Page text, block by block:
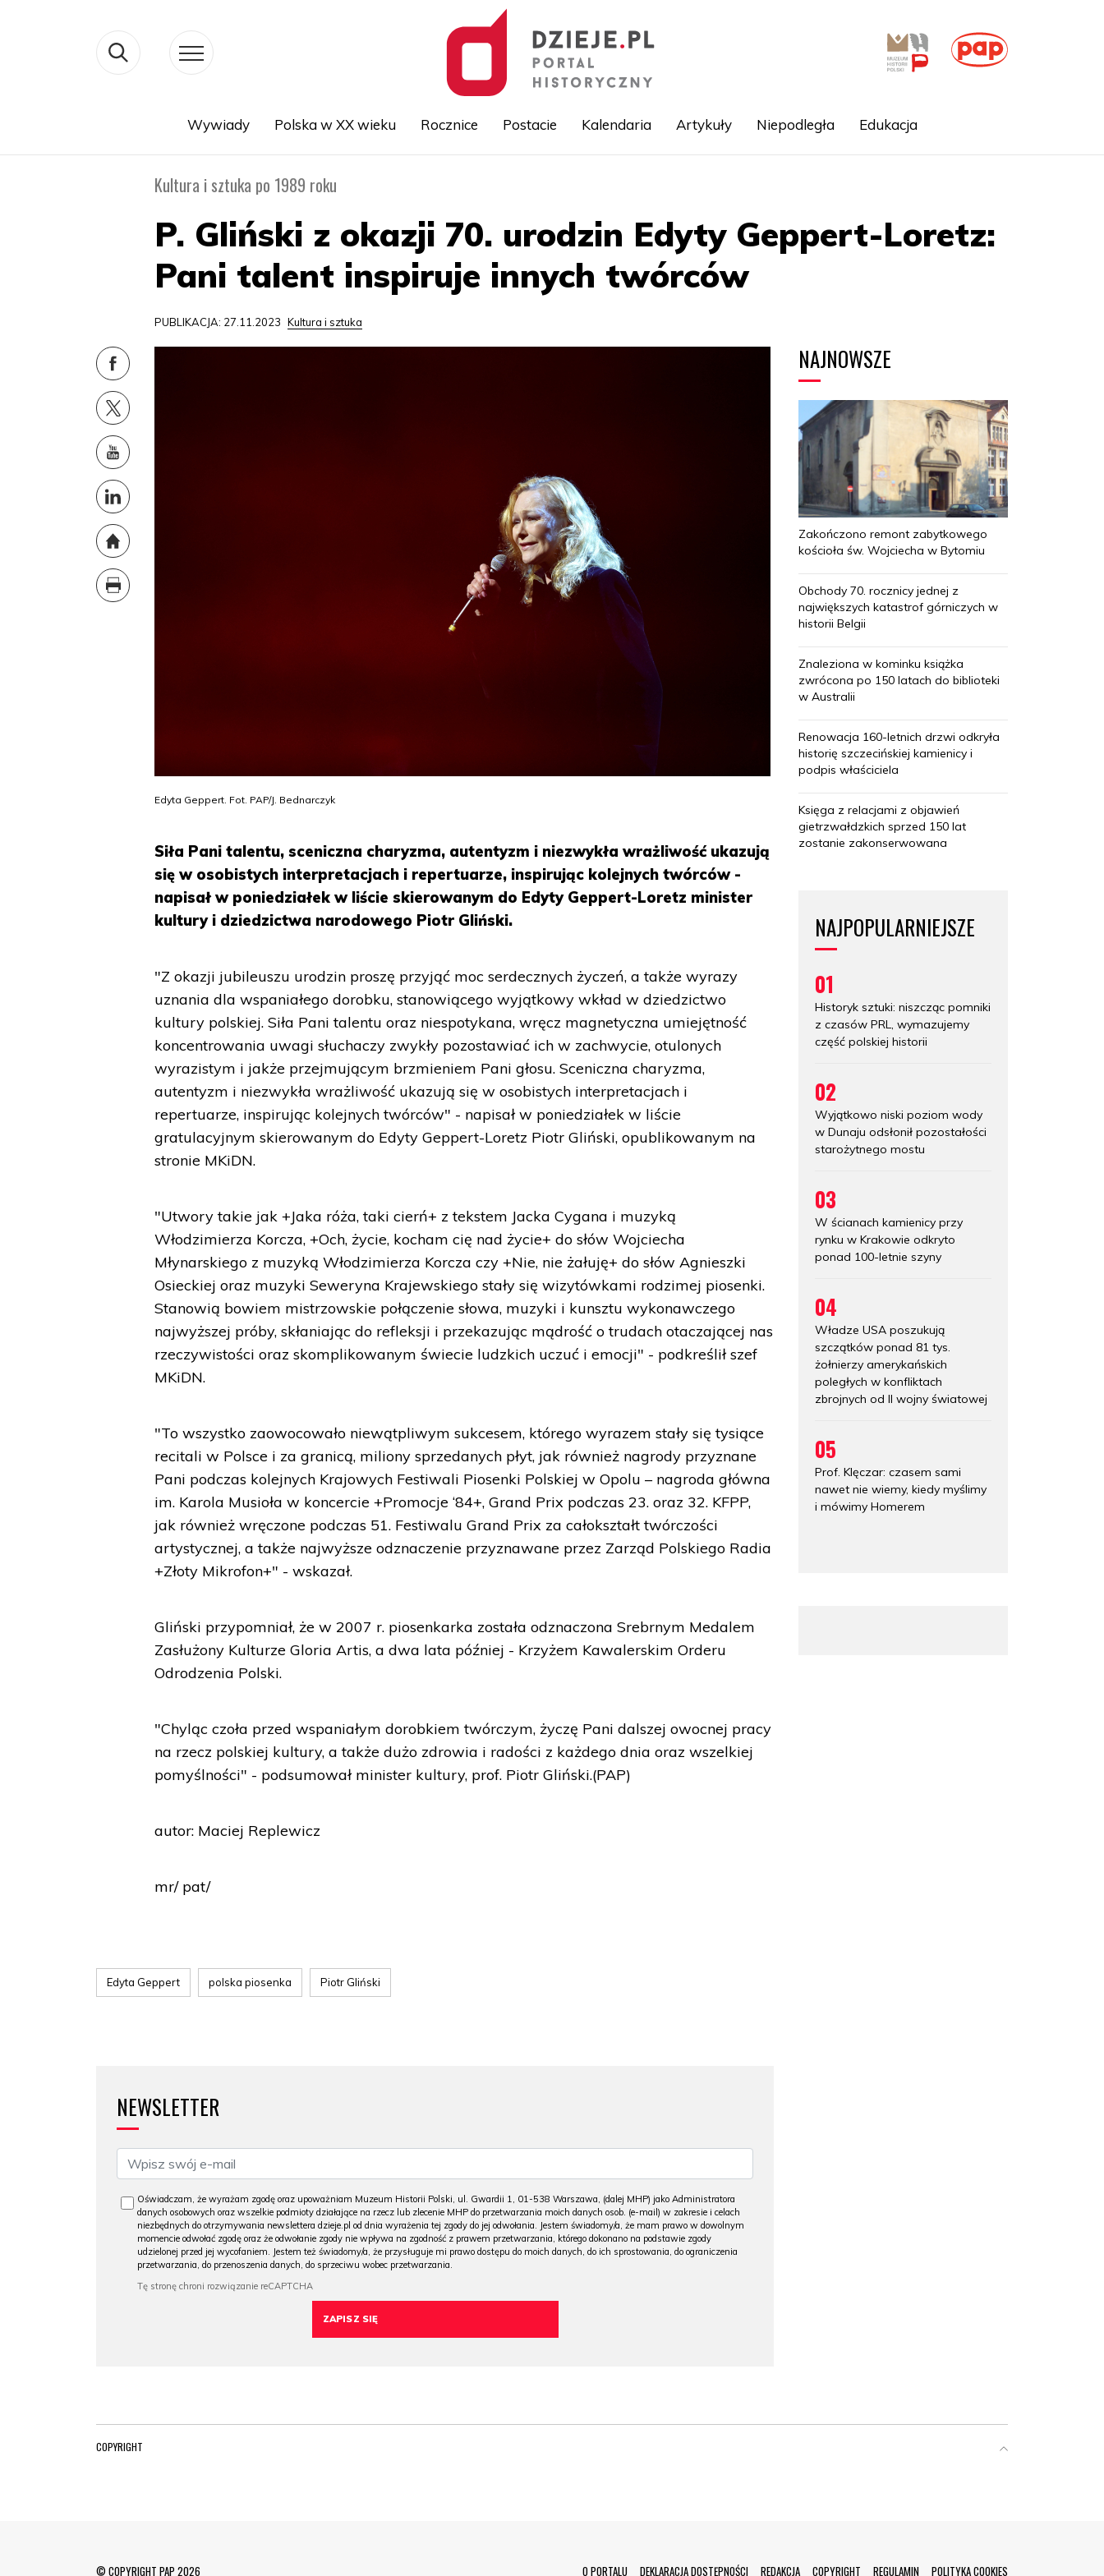
Wywiady Polska w XX wieku Rocznice Postacie Kalendaria Artykuły Niepodległa Edukacja
Kultura i sztuka po 1989 roku
P. Gliński z okazji 70. urodzin Edyty Geppert-Loretz:
Pani talent inspiruje innych twórców
PUBLIKACJA: 27.11.2023 Kultura i sztuka
Edyta Geppert. Fot. PAP/J. Bednarczyk
Siła Pani talentu, sceniczna charyzma, autentyzm i niezwykła wrażliwość ukazują
się w osobistych interpretacjach i repertuarze, inspirując kolejnych twórców -
napisał w poniedziałek w liście skierowanym do Edyty Geppert-Loretz minister
kultury i dziedzictwa narodowego Piotr Gliński.
"Z okazji jubileuszu urodzin proszę przyjąć moc serdecznych życzeń, a także wyrazy
uznania dla wspaniałego dorobku, stanowiącego wyjątkowy wkład w dziedzictwo
kultury polskiej. Siła Pani talentu oraz niespotykana, wręcz magnetyczna umiejętność
koncentrowania uwagi słuchaczy zwykły pozostawiać ich w zachwycie, otulonych
wyrazistym i jakże przejmującym brzmieniem Pani głosu. Sceniczna charyzma,
autentyzm i niezwykła wrażliwość ukazują się w osobistych interpretacjach i
repertuarze, inspirując kolejnych twórców" - napisał w poniedziałek w liście
gratulacyjnym skierowanym do Edyty Geppert-Loretz Piotr Gliński, opublikowanym na
stronie MKiDN.
"Utwory takie jak +Jaka róża, taki cierń+ z tekstem Jacka Cygana i muzyką
Włodzimierza Korcza, +Och, życie, kocham cię nad życie+ do słów Wojciecha
Młynarskiego z muzyką Włodzimierza Korcza czy +Nie, nie żałuję+ do słów Agnieszki
Osieckiej oraz muzyki Seweryna Krajewskiego stały się wizytówkami rodzimej piosenki.
Stanowią bowiem mistrzowskie połączenie słowa, muzyki i kunsztu wykonawczego
najwyższej próby, skłaniając do refleksji i przekazując mądrość o trudach otaczającej nas
rzeczywistości oraz skomplikowanym świecie ludzkich uczuć i emocji" - podkreślił szef
MKiDN.
"To wszystko zaowocowało niewątpliwym sukcesem, którego wyrazem stały się tysiące
recitali w Polsce i za granicą, miliony sprzedanych płyt, jak również nagrody przyznane
Pani podczas kolejnych Krajowych Festiwali Piosenki Polskiej w Opolu – nagroda główna
im. Karola Musioła w koncercie +Promocje ‘84+, Grand Prix podczas 23. oraz 32. KFPP,
jak również wręczone podczas 51. Festiwalu Grand Prix za całokształt twórczości
artystycznej, a także najwyższe odznaczenie przyznawane przez Zarząd Polskiego Radia
+Złoty Mikrofon+" - wskazał.
Gliński przypomniał, że w 2007 r. piosenkarka została odznaczona Srebrnym Medalem
Zasłużony Kulturze Gloria Artis, a dwa lata później - Krzyżem Kawalerskim Orderu
Odrodzenia Polski.
"Chyląc czoła przed wspaniałym dorobkiem twórczym, życzę Pani dalszej owocnej pracy
na rzecz polskiej kultury, a także dużo zdrowia i radości z każdego dnia oraz wszelkiej
pomyślności" - podsumował minister kultury, prof. Piotr Gliński.(PAP)
autor: Maciej Replewicz
mr/ pat/
Edyta Geppert polska piosenka Piotr Gliński
NEWSLETTER
Oświadczam, że wyrażam zgodę oraz upoważniam Muzeum Historii Polski, ul. Gwardii 1, 01-538 Warszawa, (dalej MHP) jako Administratora
danych osobowych oraz wszelkie podmioty działające na rzecz lub zlecenie MHP do przetwarzania moich danych osob. (e-mail) w zakresie i celach
niezbędnych do otrzymywania newslettera dzieje.pl od dnia wyrażenia tej zgody do jej odwołania. Jestem świadomy/a, że mam prawo w dowolnym
momencie odwołać zgodę oraz że odwołanie zgody nie wpływa na zgodność z prawem przetwarzania, którego dokonano na podstawie zgody
udzielonej przed jej wycofaniem. Jestem też świadomy/a, że przysługuje mi prawo dostępu do moich danych, do ich sprostowania, do ograniczenia
przetwarzania, do przenoszenia danych, do sprzeciwu wobec przetwarzania.
NAJNOWSZE
Zakończono remont zabytkowego
kościoła św. Wojciecha w Bytomiu
Obchody 70. rocznicy jednej z
największych katastrof górniczych w
historii Belgii
Znaleziona w kominku książka
zwrócona po 150 latach do biblioteki
w Australii
Renowacja 160-letnich drzwi odkryła
historię szczecińskiej kamienicy i
podpis właściciela
Księga z relacjami z objawień
gietrzwałdzkich sprzed 150 lat
zostanie zakonserwowana
NAJPOPULARNIEJSZE
01
Historyk sztuki: niszcząc pomniki
z czasów PRL, wymazujemy
część polskiej historii
02
Wyjątkowo niski poziom wody
w Dunaju odsłonił pozostałości
starożytnego mostu
03
W ścianach kamienicy przy
rynku w Krakowie odkryto
ponad 100-letnie szyny
04
Władze USA poszukują
szczątków ponad 81 tys.
żołnierzy amerykańskich
poległych w konfliktach
zbrojnych od II wojny światowej
05
Prof. Klęczar: czasem sami
nawet nie wiemy, kiedy myślimy
i mówimy Homerem
COPYRIGHT
© COPYRIGHT PAP 2026 O PORTALU DEKLARACJA DOSTĘPNOŚCI REDAKCJA COPYRIGHT REGULAMIN POLITYKA COOKIES